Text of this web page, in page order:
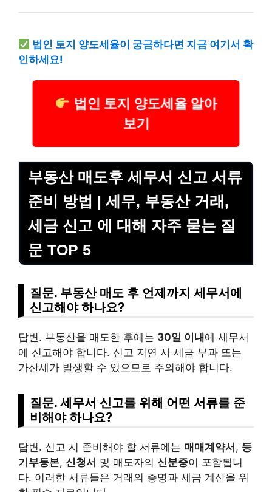
법인 토지 양도세율이 궁금하다면 지금 여기서 확
인하세요!
법인 토지 양도세율 알아
보기
부동산 매도후 세무서 신고 서류
준비 방법 | 세무, 부동산 거래,
세금 신고 에 대해 자주 묻는 질
문 TOP 5
질문. 부동산 매도 후 언제까지 세무서에
신고해야 하나요?
답변. 부동산을 매도한 후에는 30일 이내 에 세무서
에 신고해야 합니다. 신고 지연 시 세금 부과 또는
가산세가 발생할 수 있으므로 주의해야 합니다.
질문. 세무서 신고를 위해 어떤 서류를 준
비해야 하나요?
답변. 신고 시 준비해야 할 서류에는 매매계약서 , 등
기부등본, 신청서 및 매도자의 신분증이 포함됩니
다. 이러한 서류들은 거래의 증명과 세금 계산을 위